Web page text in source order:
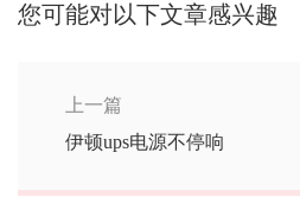
您可能对以下文章感兴趣
上一篇
伊顿ups电源不停响